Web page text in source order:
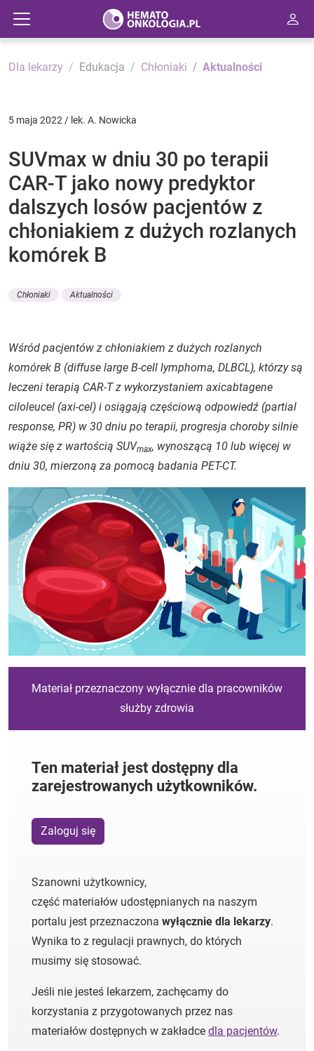
Dla lekarzy Edukacja Chłoniaki Aktualności
5 maja 2022 / lek. A. Nowicka
SUVmax w dniu 30 po terapii
CAR-T jako nowy predyktor
dalszych losów pacjentów z
chłoniakiem z dużych rozlanych
komórek B
Chłoniaki Aktualności
Wśród pacjentów z chłoniakiem z dużych rozlanych
komórek B (diffuse large B-cell lymphoma, DLBCL), którzy są
leczeni terapią CAR-T z wykorzystaniem axicabtagene
ciloleucel (axi-cel) i osiągają częściową odpowiedź (partial
response, PR) w 30 dniu po terapii, progresja choroby silnie
wiąże się z wartością SUVmax, wynoszącą 10 lub więcej w
dniu 30, mierzoną za pomocą badania PET-CT.
Materiał przeznaczony wyłącznie dla pracowników
służby zdrowia
Ten materiał jest dostępny dla
zarejestrowanych użytkowników.
Zaloguj się
Szanowni użytkownicy,
część materiałów udostępnianych na naszym
portalu jest przeznaczona wyłącznie dla lekarzy.
Wynika to z regulacji prawnych, do których
musimy się stosować.
Jeśli nie jesteś lekarzem, zachęcamy do
korzystania z przygotowanych przez nas
materiałów dostępnych w zakładce dla pacjentów.